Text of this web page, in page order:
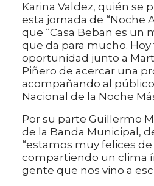
Karina Valdez, quién se
esta jornada de “Noche
que “Casa Beban es un
que da para mucho. Hoy
oportunidad junto a
Piñero de acercar una
acompañando al
Nacional de la Noche
Por su parte Guillermo
de la Banda Municipal,
“estamos muy felices
compartiendo un clima
gente que nos vino a